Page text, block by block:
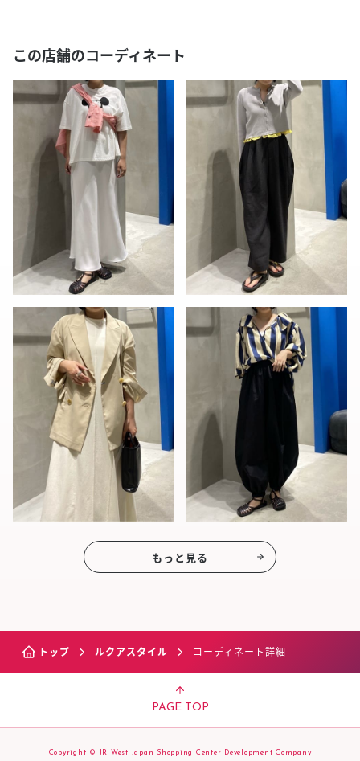
この店舗のコーディネート
もっと見る
トップ ルクアスタイル コーディネート詳細
PAGE TOP
Copyright © JR West Japan Shopping Center Development Company